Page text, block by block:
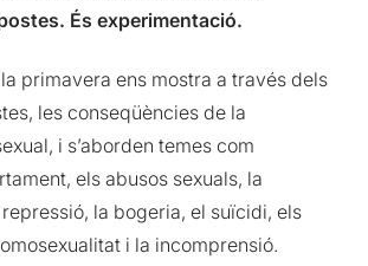
És experimentació.
primavera ens mostra a través dels
les conseqüències de la
i s’aborden temes com
els abusos sexuals, la
la bogeria, el suïcidi, els
i la incomprensió.